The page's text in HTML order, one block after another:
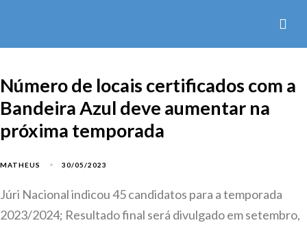
Número de locais certificados com a
Bandeira Azul deve aumentar na
próxima temporada
MATHEUS 30/05/2023
Júri Nacional indicou 45 candidatos para a temporada
2023/2024; Resultado final será divulgado em setembro,